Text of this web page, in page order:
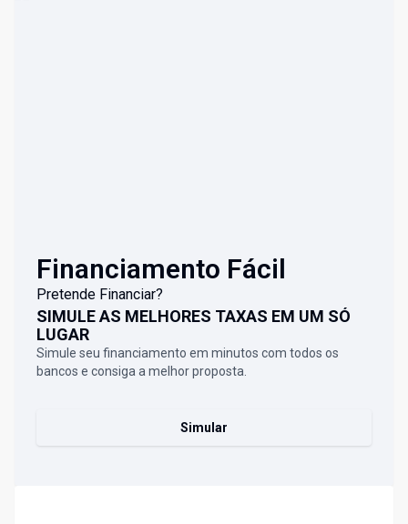
Financiamento Fácil
Pretende Financiar?
SIMULE AS MELHORES TAXAS EM UM SÓ
LUGAR
Simule seu financiamento em minutos com todos os
bancos e consiga a melhor proposta.
Simular